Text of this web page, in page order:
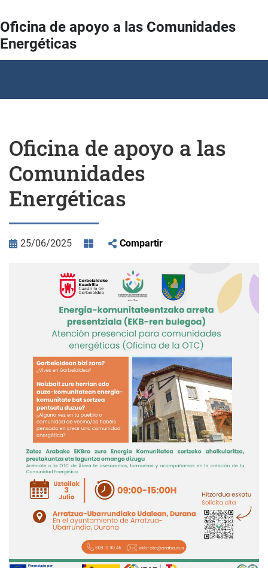
Oficina de apoyo a las Comunidades
Energéticas
Oficina de apoyo a las
Comunidades
Energéticas
25/06/2025 Compartir